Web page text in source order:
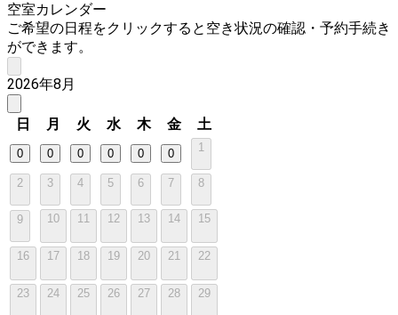
空室カレンダー
ご希望の日程をクリックすると空き状況の確認・予約手続き
ができます。
2026年8月
日 月 火 水 木 金 土
0 0 0 0 0 0 1
2 3 4 5 6 7 8
9 10 11 12 13 14 15
16 17 18 19 20 21 22
23 24 25 26 27 28 29